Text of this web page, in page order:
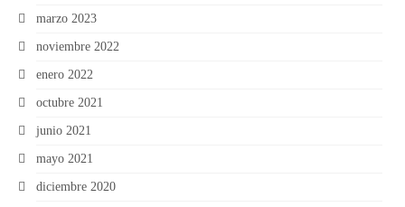
marzo 2023
noviembre 2022
enero 2022
octubre 2021
junio 2021
mayo 2021
diciembre 2020